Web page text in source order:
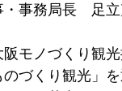
事務局長　足
阪モノづくり観
のづくり観光」